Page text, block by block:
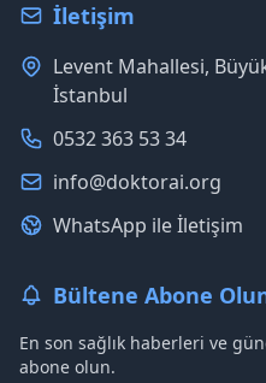
İletişim
Levent Mahallesi,
İstanbul
0532 363 53 34
info@doktorai.org
WhatsApp ile İletişim
Bültene Abone
En son sağlık haberleri ve
abone olun.